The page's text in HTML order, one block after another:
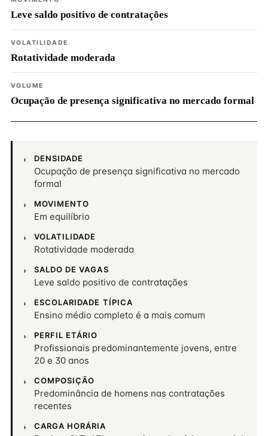
Leve saldo positivo de contratações
VOLATILIDADE
Rotatividade moderada
VOLUME
Ocupação de presença significativa no mercado formal
DENSIDADE
Ocupação de presença significativa no mercado
formal
MOVIMENTO
Em equilíbrio
VOLATILIDADE
Rotatividade moderada
SALDO DE VAGAS
Leve saldo positivo de contratações
ESCOLARIDADE TÍPICA
Ensino médio completo é a mais comum
PERFIL ETÁRIO
Profissionais predominantemente jovens, entre
20 e 30 anos
COMPOSIÇÃO
Predominância de homens nas contratações
recentes
CARGA HORÁRIA